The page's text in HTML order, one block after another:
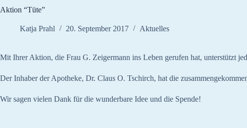
Aktion “Tüte”
Katja Prahl 20. September 2017 Aktuelles
Mit Ihrer Aktion, die Frau G. Zeigermann ins Leben gerufen hat, unterstützt
Der Inhaber der Apotheke, Dr. Claus O. Tschirch, hat die
Wir sagen vielen Dank für die wunderbare Idee und die Spende!